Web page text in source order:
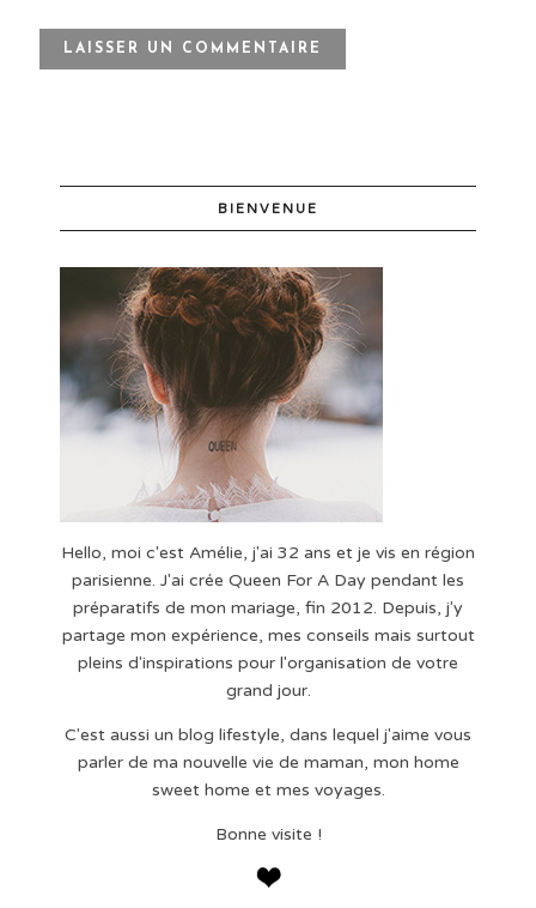
BIENVENUE
Hello, moi c'est Amélie, j'ai 32 ans et je vis en région
parisienne. J'ai crée Queen For A Day pendant les
préparatifs de mon mariage, fin 2012. Depuis, j'y
partage mon expérience, mes conseils mais surtout
pleins d'inspirations pour l'organisation de votre
grand jour.
C'est aussi un blog lifestyle, dans lequel j'aime vous
parler de ma nouvelle vie de maman, mon home
sweet home et mes voyages.
Bonne visite !